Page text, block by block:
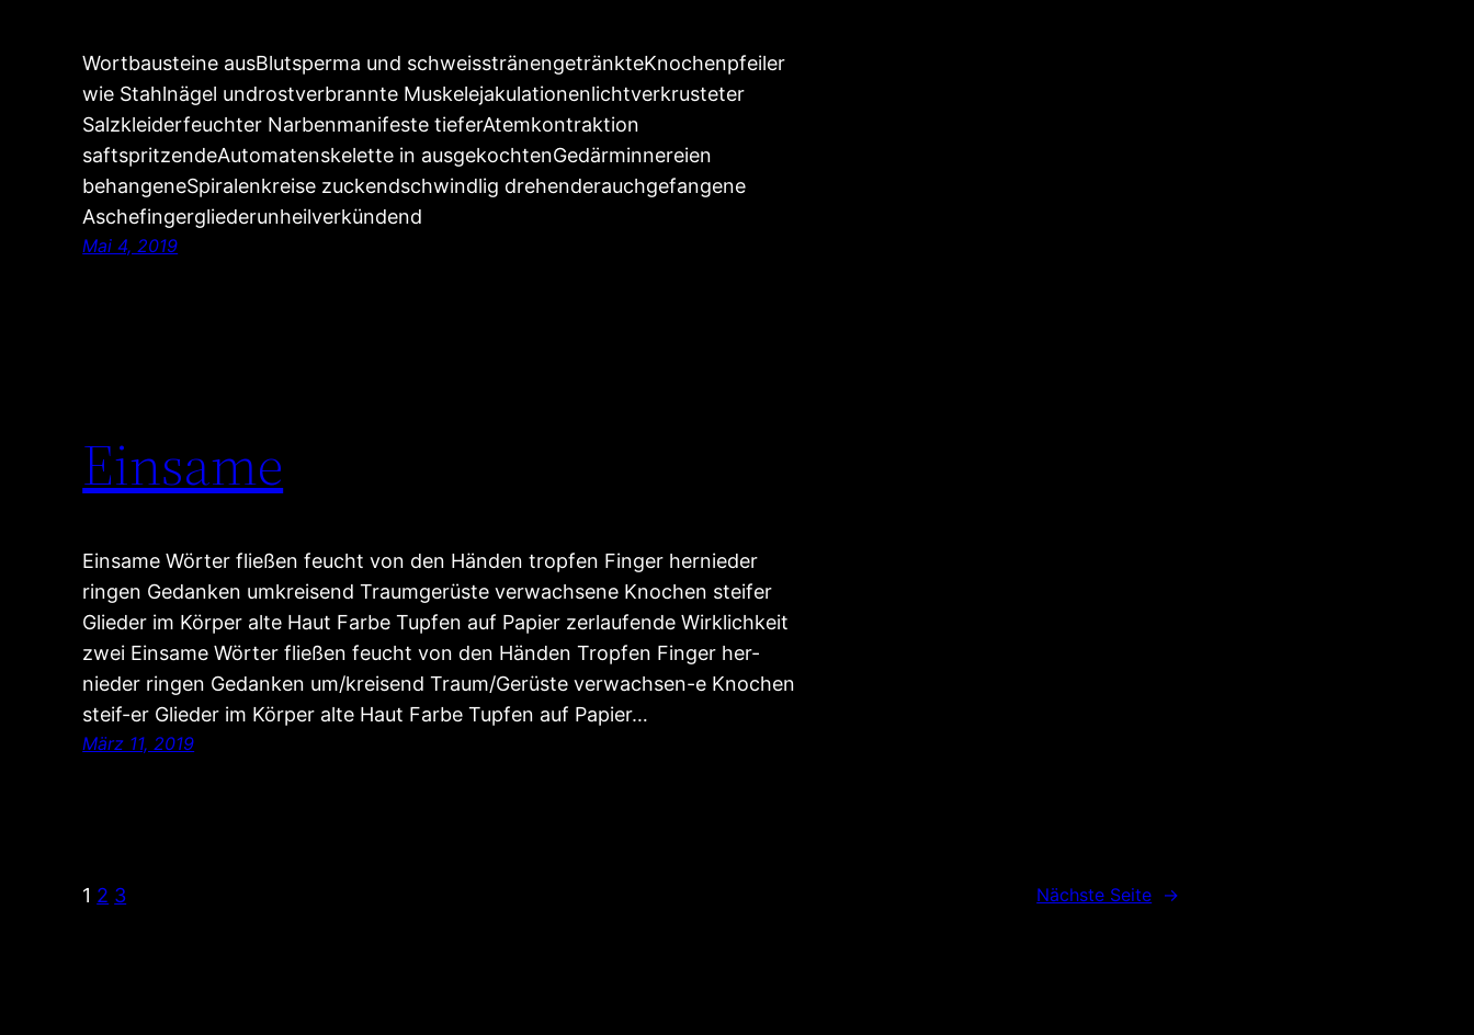
Wortbausteine ausBlutsperma und schweisstränengetränkteKnochenpfeiler
wie Stahlnägel undrostverbrannte Muskelejakulationenlichtverkrusteter
Salzkleiderfeuchter Narbenmanifeste tieferAtemkontraktion
saftspritzendeAutomatenskelette in ausgekochtenGedärminnereien
behangeneSpiralenkreise zuckendschwindlig drehenderauchgefangene
Aschefingergliederunheilverkündend
Mai 4, 2019
Einsame
Einsame Wörter fließen feucht von den Händen tropfen Finger hernieder
ringen Gedanken umkreisend Traumgerüste verwachsene Knochen steifer
Glieder im Körper alte Haut Farbe Tupfen auf Papier zerlaufende Wirklichkeit
zwei Einsame Wörter fließen feucht von den Händen Tropfen Finger her-
nieder ringen Gedanken um/kreisend Traum/Gerüste verwachsen-e Knochen
steif-er Glieder im Körper alte Haut Farbe Tupfen auf Papier…
März 11, 2019
1 2 3 Nächste Seite →